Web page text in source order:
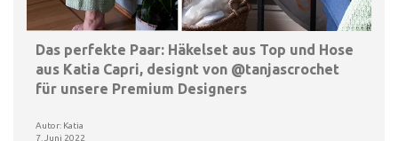
Das perfekte Paar: Häkelset aus Top und Hose
aus Katia Capri, designt von @tanjascrochet
für unsere Premium Designers
Autor: Katia
7. Juni 2022